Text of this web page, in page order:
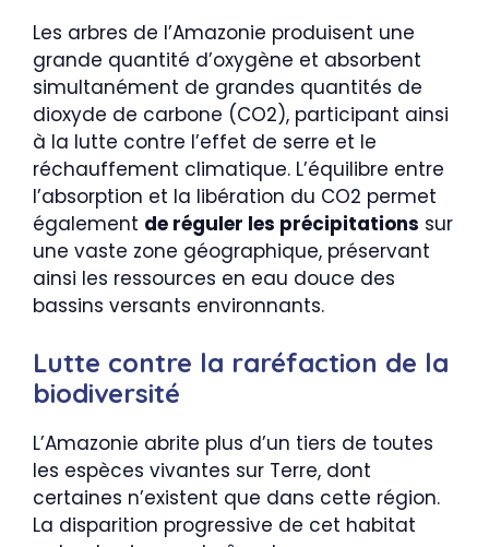
Les arbres de l’Amazonie produisent une
grande quantité d’oxygène et absorbent
simultanément de grandes quantités de
dioxyde de carbone (CO2), participant ainsi
à la lutte contre l’effet de serre et le
réchauffement climatique. L’équilibre entre
l’absorption et la libération du CO2 permet
également de réguler les précipitations sur
une vaste zone géographique, préservant
ainsi les ressources en eau douce des
bassins versants environnants.
Lutte contre la raréfaction de la
biodiversité
L’Amazonie abrite plus d’un tiers de toutes
les espèces vivantes sur Terre, dont
certaines n’existent que dans cette région.
La disparition progressive de cet habitat